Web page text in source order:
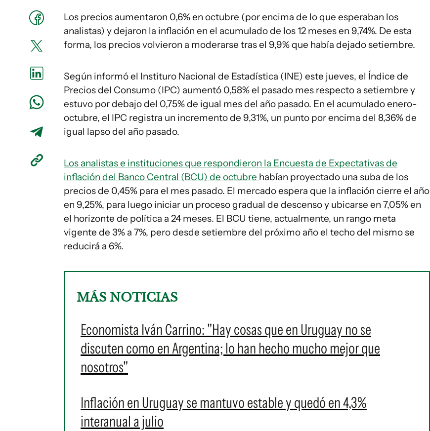
Los precios aumentaron 0,6% en octubre (por encima de lo que esperaban los
analistas) y dejaron la inflación en el acumulado de los 12 meses en 9,74%. De esta
forma, los precios volvieron a moderarse tras el 9,9% que había dejado setiembre.
Según informó el Instituro Nacional de Estadística (INE) este jueves, el Índice de
Precios del Consumo (IPC) aumentó 0,58% el pasado mes respecto a setiembre y
estuvo por debajo del 0,75% de igual mes del año pasado. En el acumulado enero-
octubre, el IPC registra un incremento de 9,31%, un punto por encima del 8,36% de
igual lapso del año pasado.
Los analistas e instituciones que respondieron la Encuesta de Expectativas de
inflación del Banco Central (BCU) de octubre habían proyectado una suba de los
precios de 0,45% para el mes pasado. El mercado espera que la inflación cierre el año
en 9,25%, para luego iniciar un proceso gradual de descenso y ubicarse en 7,05% en
el horizonte de política a 24 meses. El BCU tiene, actualmente, un rango meta
vigente de 3% a 7%, pero desde setiembre del próximo año el techo del mismo se
reducirá a 6%.
MÁS NOTICIAS
Economista Iván Carrino: "Hay cosas que en Uruguay no se
discuten como en Argentina; lo han hecho mucho mejor que
nosotros"
Inflación en Uruguay se mantuvo estable y quedó en 4,3%
interanual a julio